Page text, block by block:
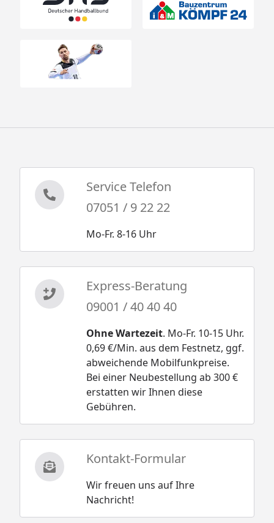
Service Telefon
07051 / 9 22 22
Mo-Fr. 8-16 Uhr
Express-Beratung
09001 / 40 40 40
Ohne Wartezeit. Mo-Fr. 10-15 Uhr.
0,69 €/Min. aus dem Festnetz, ggf.
abweichende Mobilfunkpreise.
Bei einer Neubestellung ab 300 €
erstatten wir Ihnen diese
Gebühren.
Kontakt-Formular
Wir freuen uns auf Ihre
Nachricht!